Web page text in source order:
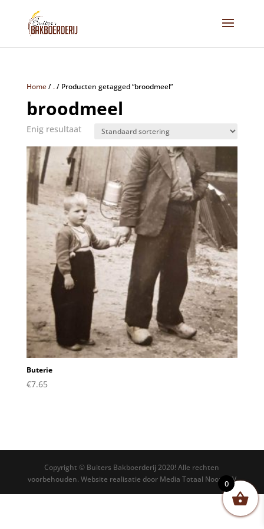
Home/ ./ Producten getagged “broodmeel”
broodmeel
Enig resultaat
Buterie
€7.65
Copyright © Buiters Bakboerderij 2020! Alle rechten
voorbehouden. Website realisatie door Media Totaal Noord BV
0